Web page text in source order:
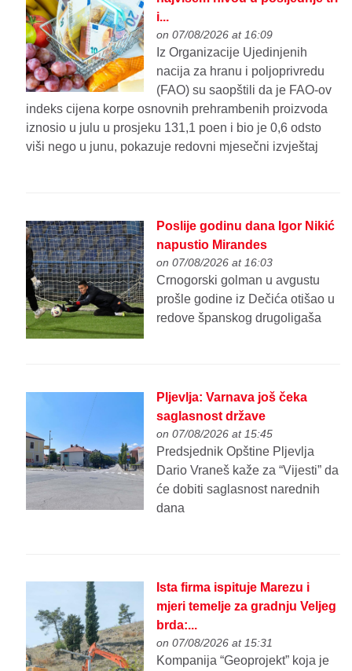
i...
on 07/08/2026 at 16:09
Iz Organizacije Ujedinjenih
nacija za hranu i poljoprivredu
(FAO) su saopštili da je FAO-ov
indeks cijena korpe osnovnih prehrambenih proizvoda
iznosio u julu u prosjeku 131,1 poen i bio je 0,6 odsto
viši nego u junu, pokazuje redovni mjesečni izvještaj
Poslije godinu dana Igor Nikić
napustio Mirandes
on 07/08/2026 at 16:03
Crnogorski golman u avgustu
prošle godine iz Dečića otišao u
redove španskog drugoligaša
Pljevlja: Varnava još čeka
saglasnost države
on 07/08/2026 at 15:45
Predsjednik Opštine Pljevlja
Dario Vraneš kaže za “Vijesti” da
će dobiti saglasnost narednih
dana
Ista firma ispituje Marezu i
mjeri temelje za gradnju Veljeg
brda:...
on 07/08/2026 at 15:31
Kompanija “Geoprojekt” koja je